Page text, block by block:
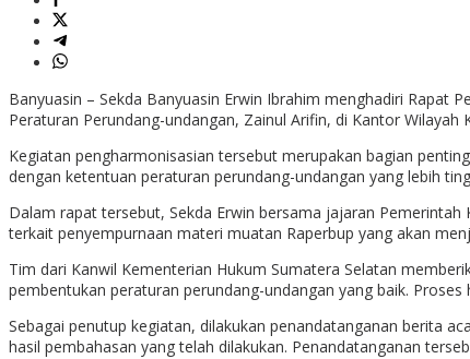
Banyuasin – Sekda Banyuasin Erwin Ibrahim menghadiri Rapat
Peraturan Perundang-undangan, Zainul Arifin, di Kantor
Kegiatan pengharmonisasian tersebut merupakan bagian
dengan ketentuan peraturan perundang-undangan yang lebih
Dalam rapat tersebut, Sekda Erwin bersama jajaran
terkait penyempurnaan materi muatan Raperbup yang akan
Tim dari Kanwil Kementerian Hukum Sumatera Selatan
pembentukan peraturan perundang-undangan yang baik.
Sebagai penutup kegiatan, dilakukan penandatanganan berita
hasil pembahasan yang telah dilakukan. Penandatanganan